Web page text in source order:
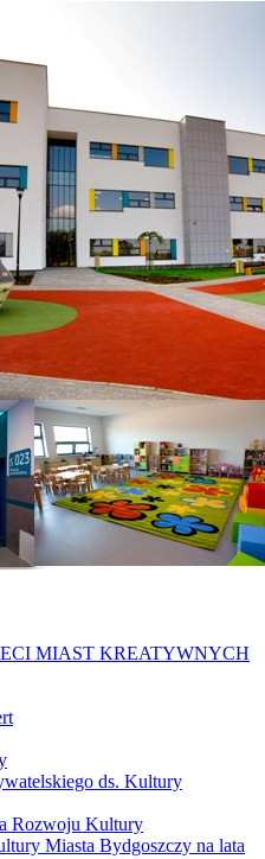
MIAST KREATYWNYCH
ds. Kultury
Rozwoju Kultury
Miasta Bydgoszczy na lata